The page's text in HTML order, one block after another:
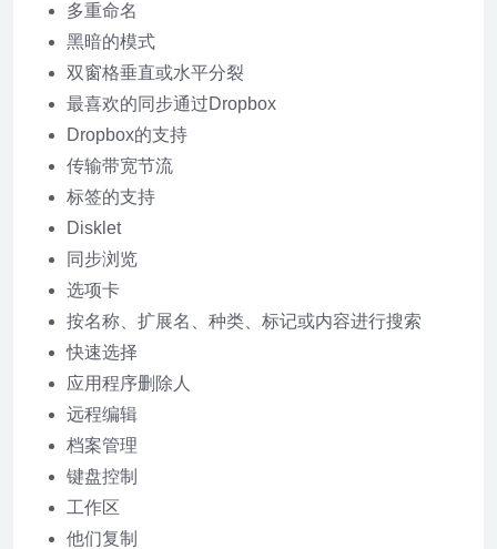
多重命名
黑暗的模式
双窗格垂直或水平分裂
最喜欢的同步通过Dropbox
Dropbox的支持
传输带宽节流
标签的支持
Disklet
同步浏览
选项卡
按名称、扩展名、种类、标记或内容进行搜索
快速选择
应用程序删除人
远程编辑
档案管理
键盘控制
工作区
他们复制